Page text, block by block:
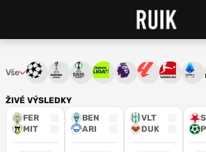
ŽIVÉ VÝSLEDKY
FER
MIT
BEN
ARI
VLT
DUK
Vše Liga mistrůEvropská liga
Konferenční liga
Chance ligaPremier League
La Liga